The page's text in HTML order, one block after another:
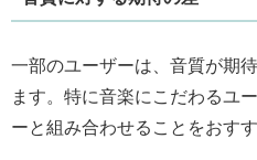
一部のユーザーは、音質が期
ます。特に音楽にこだわるユ
ーと組み合わせることをおすす